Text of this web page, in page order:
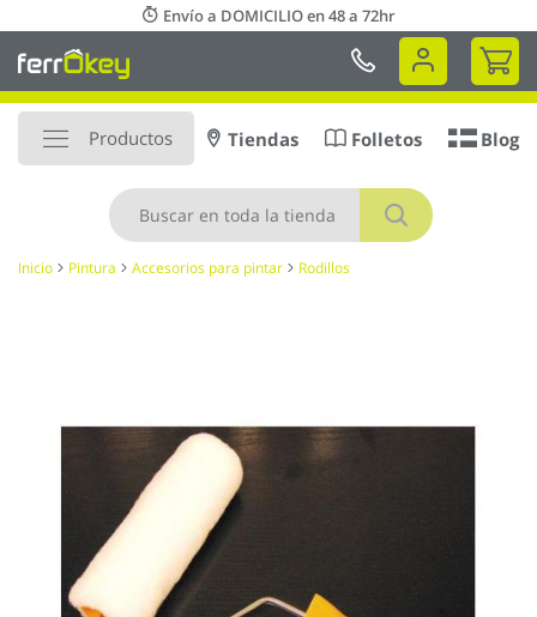
al
contenido
Envío a DOMICILIO en 48 a 72hr
Mi
Productos
Buscar
Tiendas Folletos Blog
Inicio Pintura Accesorios para pintar Rodillos